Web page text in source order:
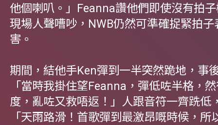
他個喇叭。」Feanna讚他們即使沒有拍
現場人聲嘈吵，NWB仍然可準確捉緊拍
害。
期間，結他手Ken彈到一半突然跪地，事
「當時我掛住望Feanna，彈低咗半格，
度，亂咗又救唔返！」人跟音符一齊跣低
「天雨路滑！首歌彈到最激昂嘅時候，所